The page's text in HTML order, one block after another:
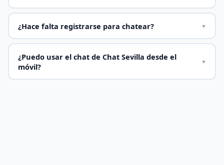
¿Hace falta registrarse para chatear? ▼
¿Puedo usar el chat de Chat Sevilla desde el
móvil?
▼